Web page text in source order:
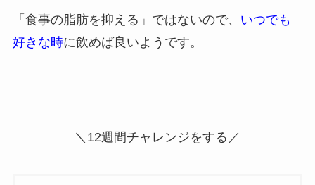
「食事の脂肪を抑える」ではないので、 いつでも
好きな時に飲めば良いようです。
＼12週間チャレンジをする／